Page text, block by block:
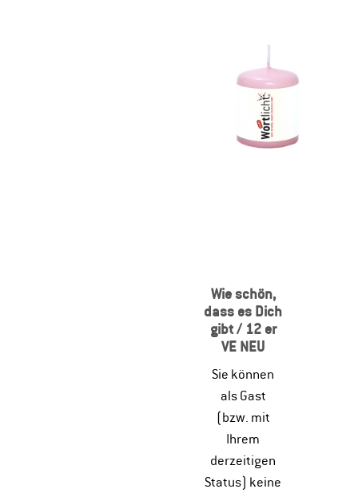
Wie schön,
dass es Dich
gibt / 12 er
VE NEU
Sie können
als Gast
(bzw. mit
Ihrem
derzeitigen
Status) keine